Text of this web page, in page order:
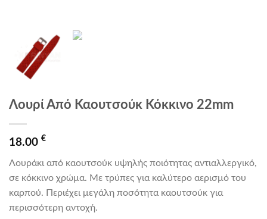
Λουρί Από Καουτσούκ Κόκκινο 22mm
18.00 €
Λουράκι από καουτσούκ υψηλής ποιότητας αντιαλλεργικό,
σε κόκκινο χρώμα. Με τρύπες για καλύτερο αερισμό του
καρπού. Περιέχει μεγάλη ποσότητα καουτσούκ για
περισσότερη αντοχή.